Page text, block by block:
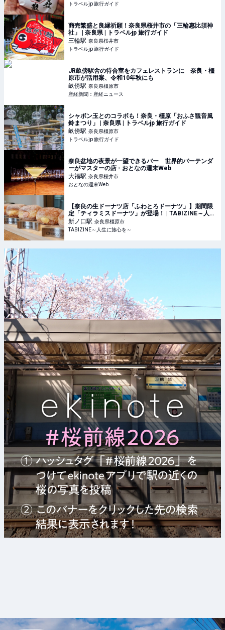
トラベルjp 旅行ガイド
商売繁盛と良縁祈願！奈良県桜井市の「三輪惠比須神
社」 | 奈良県 | トラベルjp 旅行ガイド
三輪駅 奈良県桜井市
トラベルjp 旅行ガイド
JR畝傍駅舎の待合室をカフェレストランに 奈良・橿
原市が活用案、令和10年秋にも
畝傍駅 奈良県橿原市
産経新聞：産経ニュース
シャボン玉とのコラボも！奈良・橿原「おふさ観音風
鈴まつり」 | 奈良県 | トラベルjp 旅行ガイド
畝傍駅 奈良県橿原市
トラベルjp 旅行ガイド
奈良盆地の夜景が一望できるバー 世界的バーテンダ
ーがマスターの店 - おとなの週末Web
大福駅 奈良県桜井市
おとなの週末Web
【奈良の生ドーナツ店「ふわとろドーナツ」】期間限
定「ティラミスドーナツ」が登場！ | TABIZINE～人生
に旅心を～
新ノ口駅 奈良県橿原市
TABIZINE～人生に旅心を～